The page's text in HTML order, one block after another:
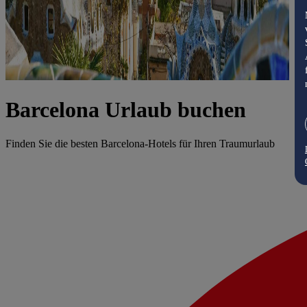
Barcelona Urlaub buchen
Finden Sie die besten Barcelona-Hotels für Ihren Traumurlaub